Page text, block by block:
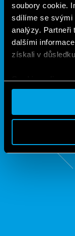
soubory cookie.
sdílíme se svými
analýzy. Partneři
dalšími
získali v
Cookie policy.